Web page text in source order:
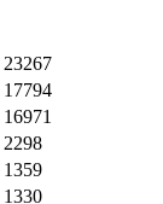
23267
17794
16971
2298
1359
1330